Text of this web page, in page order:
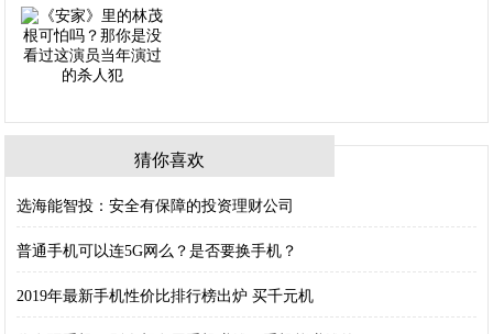
猜你喜欢
选海能智投：安全有保障的投资理财公司
普通手机可以连5G网么？是否要换手机？
2019年最新手机性价比排行榜出炉 买千元机